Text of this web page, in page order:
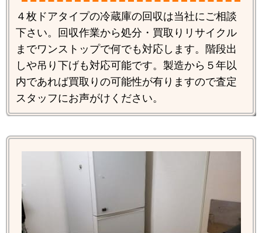
４枚ドアタイプの冷蔵庫の回収は当社にご相談
下さい。回収作業から処分・買取りリサイクル
までワンストップで何でも対応します。階段出
しや吊り下げも対応可能です。製造から５年以
内であれば買取りの可能性が有りますので査定
スタッフにお声がけください。